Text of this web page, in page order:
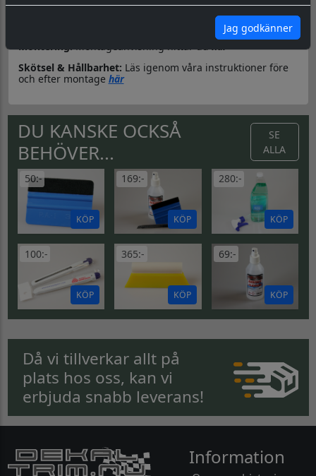
Jag godkänner
Text och bakgrund skickas separat. Texten monteras på
Skötsel & Hållbarhet: Läs igenom våra instruktioner före
och efter montage här
DU KANSKE OCKSÅ
BEHÖVER...
SE
ALLA
50:-
KÖP
169:-
KÖP
280:-
KÖP
100:-
KÖP
365:-
KÖP
69:-
KÖP
Då vi tillverkar allt på
plats hos oss, kan vi
erbjuda snabb leverans!
Information